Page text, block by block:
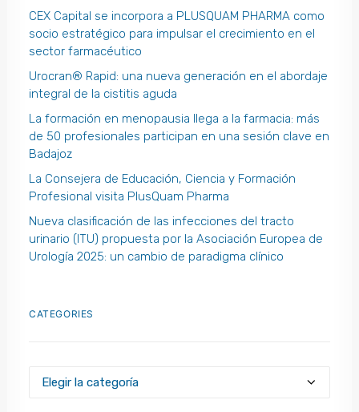
CEX Capital se incorpora a PLUSQUAM PHARMA como
socio estratégico para impulsar el crecimiento en el
sector farmacéutico
Urocran® Rapid: una nueva generación en el abordaje
integral de la cistitis aguda
La formación en menopausia llega a la farmacia: más
de 50 profesionales participan en una sesión clave en
Badajoz
La Consejera de Educación, Ciencia y Formación
Profesional visita PlusQuam Pharma
Nueva clasificación de las infecciones del tracto
urinario (ITU) propuesta por la Asociación Europea de
Urología 2025: un cambio de paradigma clínico
CATEGORIES
Categories